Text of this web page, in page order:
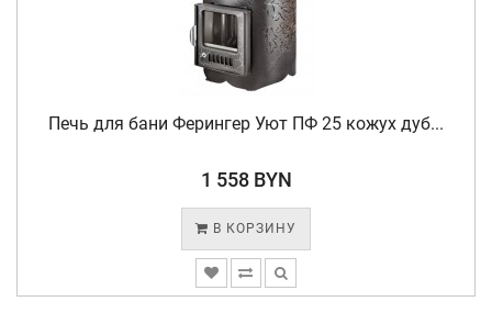
Печь для бани Ферингер Уют ПФ 25 кожух дуб...
1 558 BYN
В КОРЗИНУ